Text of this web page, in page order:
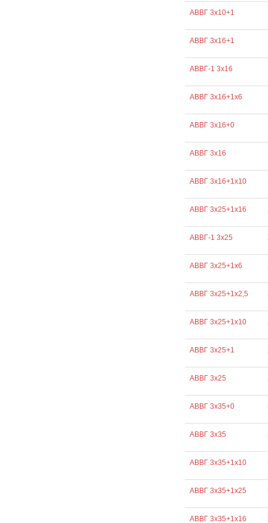
АВВГ 3х10+1
АВВГ 3х16+1
АВВГ-1 3х16
АВВГ 3х16+1х6
АВВГ 3х16+0
АВВГ 3х16
АВВГ 3х16+1х10
АВВГ 3х25+1х16
АВВГ-1 3х25
АВВГ 3х25+1х6
АВВГ 3х25+1х2,5
АВВГ 3х25+1х10
АВВГ 3х25+1
АВВГ 3х25
АВВГ 3х35+0
АВВГ 3х35
АВВГ 3х35+1х10
АВВГ 3х35+1х25
АВВГ 3х35+1х16